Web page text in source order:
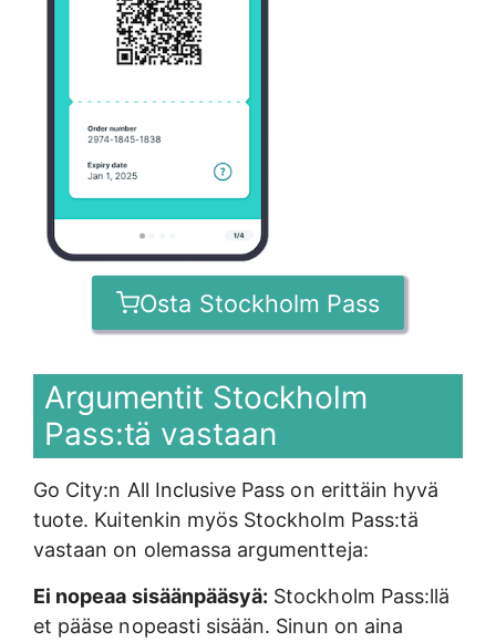
Osta Stockholm Pass
Argumentit Stockholm
Pass:tä vastaan
Go City:n All Inclusive Pass on erittäin hyvä
tuote. Kuitenkin myös Stockholm Pass:tä
vastaan on olemassa argumentteja:
Ei nopeaa sisäänpääsyä: Stockholm Pass:llä
et pääse nopeasti sisään. Sinun on aina